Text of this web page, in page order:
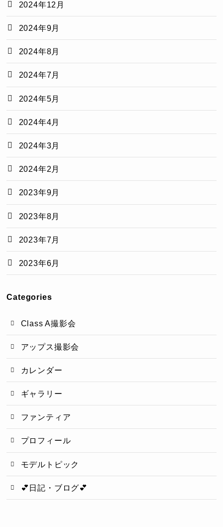
2024年12月
2024年9月
2024年8月
2024年7月
2024年5月
2024年4月
2024年3月
2024年2月
2023年9月
2023年8月
2023年7月
2023年6月
Categories
Class A撮影会
アップス撮影会
カレンダー
ギャラリー
ファンティア
プロフィール
モデルトピック
💕日記・ブログ💕